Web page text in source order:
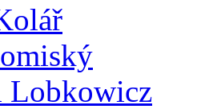
Lobkowicz